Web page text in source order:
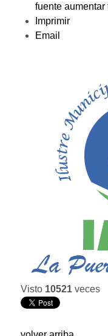
fuente aumentar
Imprimir
Email
Visto 10521 veces